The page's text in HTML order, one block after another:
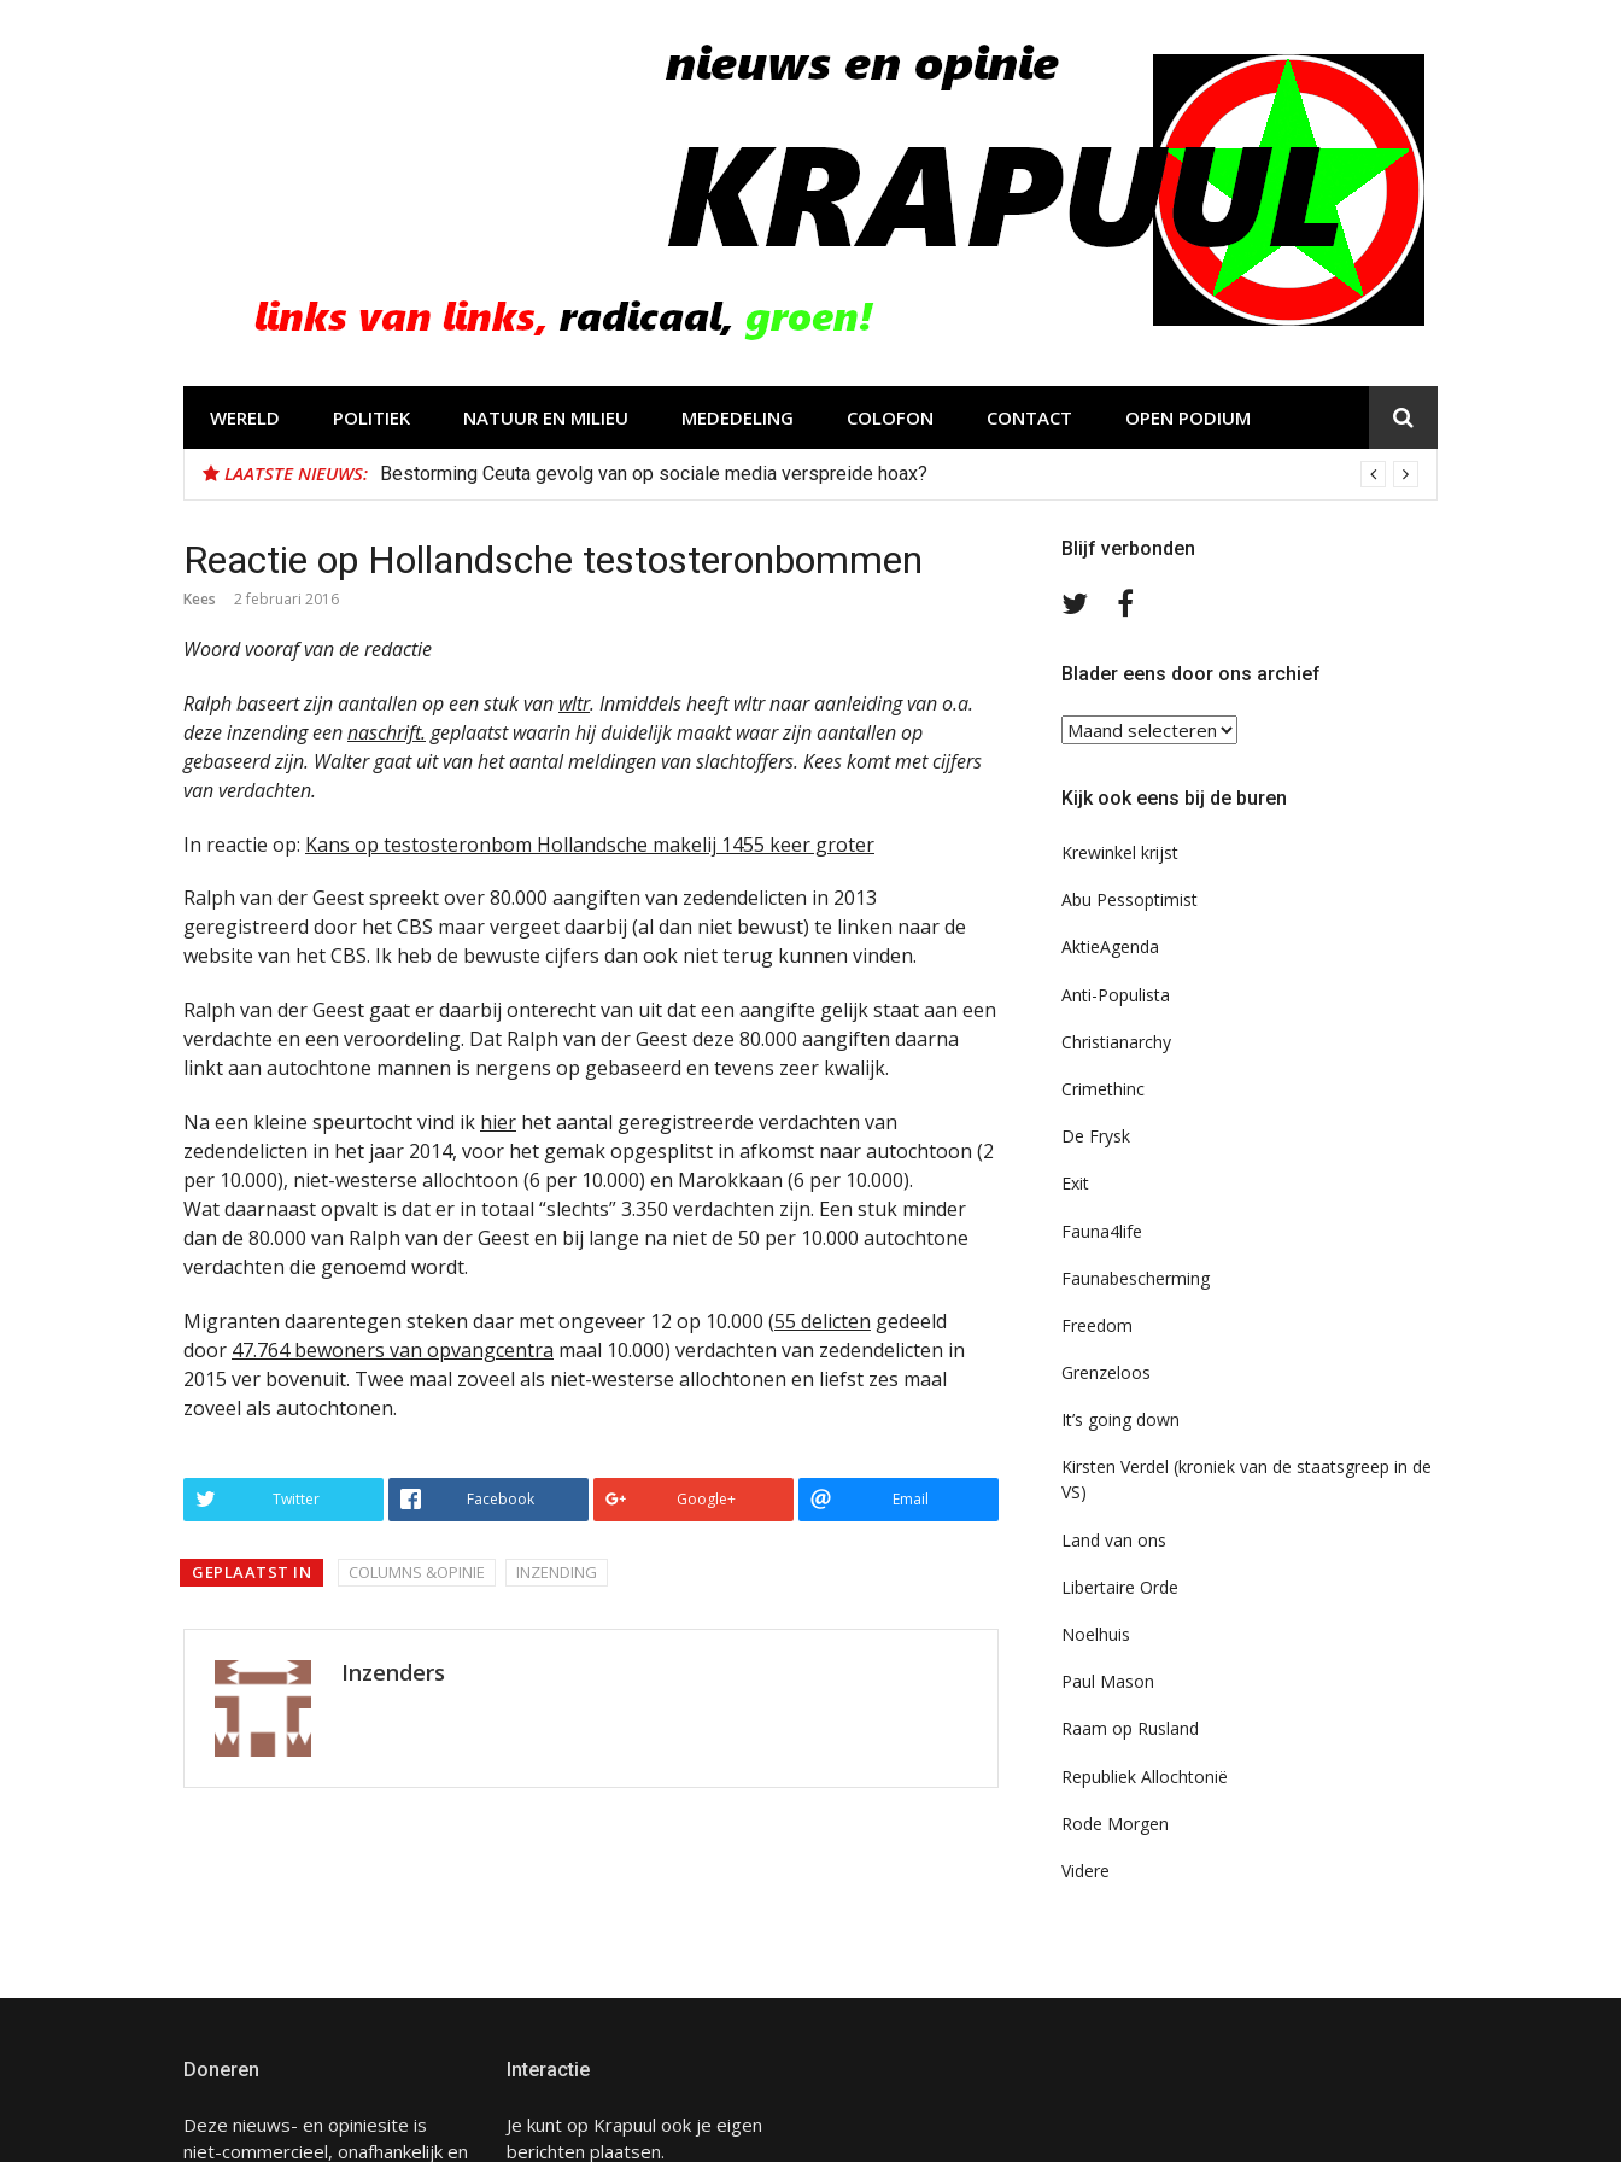
WERELD POLITIEK NATUUR EN MILIEU MEDEDELING COLOFON CONTACT OPEN PODIUM
LAATSTE NIEUWS: Bestorming Ceuta gevolg van op sociale media verspreide hoax?
Reactie op Hollandsche testosteronbommen
Kees 2 februari 2016
Woord vooraf van de redactie
Ralph baseert zijn aantallen op een stuk van wltr. Inmiddels heeft wltr naar aanleiding van o.a.
deze inzending eennaschrift. geplaatst waarin hij duidelijk maakt waar zijn aantallen op
gebaseerd zijn. Walter gaat uit van het aantal meldingen van slachtoffers. Kees komt met cijfers
van verdachten.
In reactie op: Kans op testosteronbom Hollandsche makelij 1455 keer groter
Ralph van der Geest spreekt over 80.000 aangiften van zedendelicten in 2013
geregistreerd door het CBS maar vergeet daarbij (al dan niet bewust) te linken naar de
website van het CBS. Ik heb de bewuste cijfers dan ook niet terug kunnen vinden.
Ralph van der Geest gaat er daarbij onterecht van uit dat een aangifte gelijk staat aan een
verdachte en een veroordeling. Dat Ralph van der Geest deze 80.000 aangiften daarna
linkt aan autochtone mannen is nergens op gebaseerd en tevens zeer kwalijk.
Na een kleine speurtocht vind ik hier het aantal geregistreerde verdachten van
zedendelicten in het jaar 2014, voor het gemak opgesplitst in afkomst naar autochtoon (2
per 10.000), niet-westerse allochtoon (6 per 10.000) en Marokkaan (6 per 10.000).
Wat daarnaast opvalt is dat er in totaal “slechts” 3.350 verdachten zijn. Een stuk minder
dan de 80.000 van Ralph van der Geest en bij lange na niet de 50 per 10.000 autochtone
verdachten die genoemd wordt.
Migranten daarentegen steken daar met ongeveer 12 op 10.000 (55 delicten gedeeld
door 47.764 bewoners van opvangcentra maal 10.000) verdachten van zedendelicten in
2015 ver bovenuit. Twee maal zoveel als niet-westerse allochtonen en liefst zes maal
zoveel als autochtonen.
Twitter Facebook Google+ Email
GEPLAATST IN COLUMNS &OPINIE INZENDING
Inzenders
Blijf verbonden
Volg
TwitterFacebook
Blader eens door ons archief
Blader
eens
ons
Kijk ook eens bij de buren
Krewinkel krijst
Abu Pessoptimist
AktieAgenda
Anti-Populista
Christianarchy
Crimethinc
De Frysk
Exit
Fauna4life
Faunabescherming
Freedom
Grenzeloos
It’s going down
Kirsten Verdel (kroniek van de staatsgreep in de
VS)
Land van ons
Libertaire Orde
Noelhuis
Paul Mason
Raam op Rusland
Republiek Allochtonië
Rode Morgen
Videre
Doneren
Deze nieuws- en opiniesite is
niet-commercieel, onafhankelijk en
Interactie
Je kunt op Krapuul ook je eigen
berichten plaatsen.